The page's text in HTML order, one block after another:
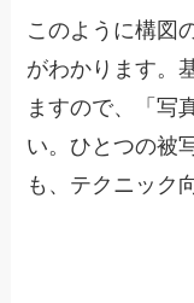
このように構図
がわかります。
ますので、「写
い。ひとつの被
も、テクニック